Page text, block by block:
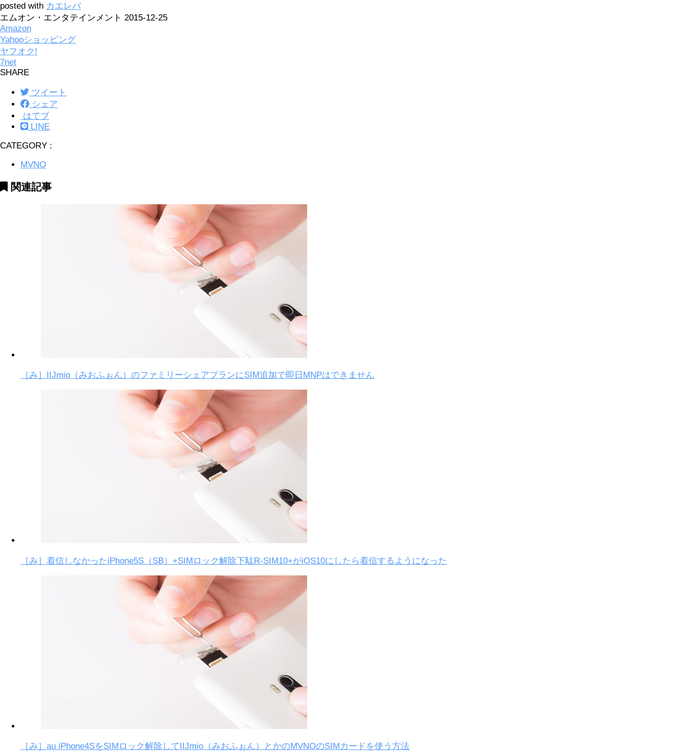
posted with カエレバ
エムオン・エンタテインメント 2015-12-25
Amazon
Yahooショッピング
ヤフオク!
7net
SHARE
ツイート
シェア
はてブ
LINE
CATEGORY :
MVNO
関連記事
［み］IIJmio（みおふぉん）のファミリーシェアプランにSIM追加で即日MNPはできません
［み］着信しなかったiPhone5S（SB）+SIMロック解除下駄R-SIM10+がiOS10にしたら着信するようになった
［み］au iPhone4SをSIMロック解除してIIJmio（みおふぉん）とかのMVNOのSIMカードを使う方法